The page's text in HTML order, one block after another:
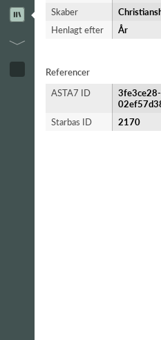
Skaber
Henlagt efter
År
Referencer
ASTA7 ID
Starbas ID
2170